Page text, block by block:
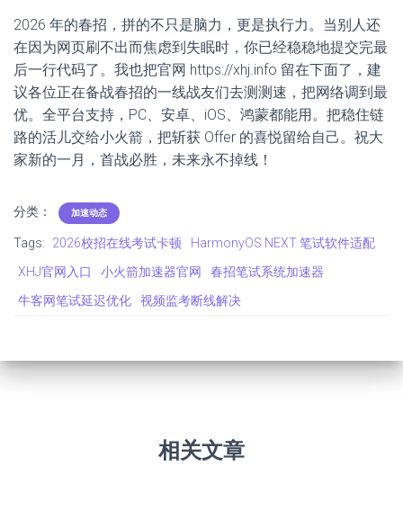
2026 年的春招，拼的不只是脑力，更是执行力。当别人还
在因为网页刷不出而焦虑到失眠时，你已经稳稳地提交完最
后一行代码了。我也把官网 https://xhj.info 留在下面了，建
议各位正在备战春招的一线战友们去测测速，把网络调到最
优。全平台支持，PC、安卓、iOS、鸿蒙都能用。把稳住链
路的活儿交给小火箭，把斩获 Offer 的喜悦留给自己。祝大
家新的一月，首战必胜，未来永不掉线！
分类： 加速动态
Tags: 2026校招在线考试卡顿
HarmonyOS NEXT 笔试软件适配
XHJ官网入口
小火箭加速器官网
春招笔试系统加速器
牛客网笔试延迟优化
视频监考断线解决
相关文章